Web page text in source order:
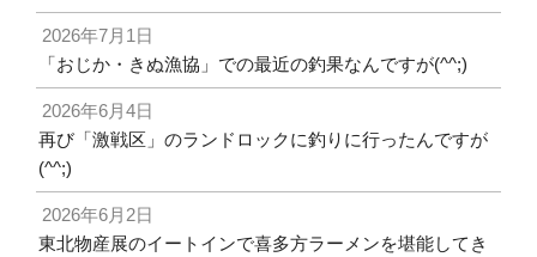
2026年7月1日
「おじか・きぬ漁協」での最近の釣果なんですが(^^;)
2026年6月4日
再び「激戦区」のランドロックに釣りに行ったんですが
(^^;)
2026年6月2日
東北物産展のイートインで喜多方ラーメンを堪能してき